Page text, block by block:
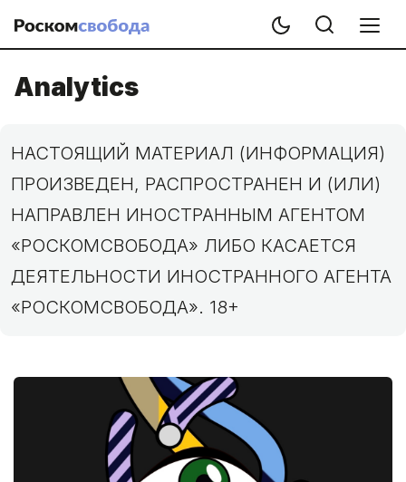
Analytics
НАСТОЯЩИЙ МАТЕРИАЛ (ИНФОРМАЦИЯ)
ПРОИЗВЕДЕН, РАСПРОСТРАНЕН И (ИЛИ)
НАПРАВЛЕН ИНОСТРАННЫМ АГЕНТОМ
«РОСКОМСВОБОДА» ЛИБО КАСАЕТСЯ
ДЕЯТЕЛЬНОСТИ ИНОСТРАННОГО АГЕНТА
«РОСКОМСВОБОДА». 18+